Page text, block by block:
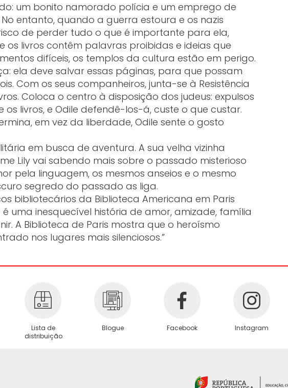
um bonito namorado polícia e um emprego de
entanto, quando a guerra estoura e os nazis
de perder tudo o que é importante para ela,
os livros contêm palavras proibidas e ideias que
difíceis, os templos da cultura estão em perigo.
ela deve salvar essas páginas, para que possam
Com os seus companheiros, junta-se à Resistência
Coloca o centro à disposição dos judeus: expulsos
livros, e Odile defendê-los-á, custe o que custar.
em vez da liberdade, Odile sente o gosto
em busca de aventura. A sua velha vizinha
Lily vai sabendo mais sobre o passado misterioso
pela linguagem, os mesmos anseios e o mesmo
segredo do passado as liga.
bibliotecários da Biblioteca Americana em Paris
uma inesquecível história de amor, amizade, família
A Biblioteca de Paris mostra que o heroísmo
nos lugares mais silenciosos.”
Lista de
distribuição
Blogue Facebook Instagram